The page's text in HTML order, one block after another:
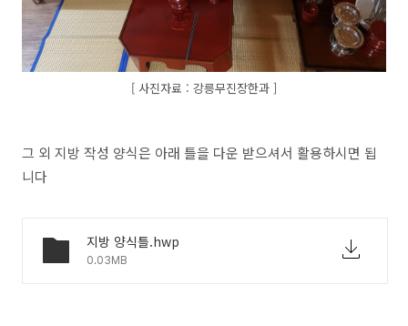
[ 사진자료 : 강릉무진장한과 ]
그 외 지방 작성 양식은 아래 틀을 다운 받으셔서 활용하시면 됩
니다
지방 양식틀.hwp
0.03MB